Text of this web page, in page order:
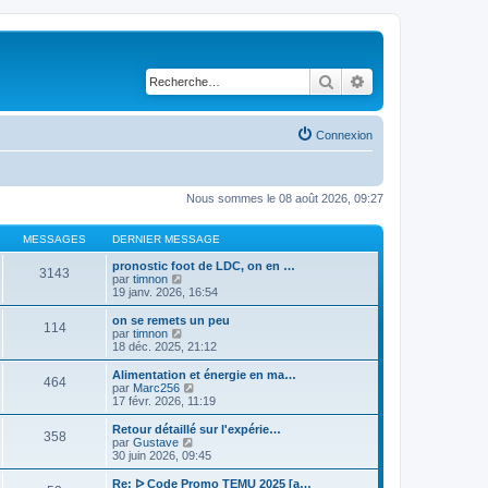
Rechercher
Connexion
Nous sommes le 08 août 2026, 09:27
MESSAGES DERNIER MESSAGE
3143
pronostic foot de LDC, on en …
par timnon
o
i
r
e
r
n
r
m
e
s
19 janv. 2026, 16:54
114
on se remets un peu
par timnon
o
i
r
l
e
e
r
n
i
18 déc. 2025, 21:12
464
Alimentation et énergie en ma…
par Marc256
o
i
r
e
17 févr. 2026, 11:19
358
Retour détaillé sur l'expérie…
par Gustave
o
i
r
30 juin 2026, 09:45
Re: ᐅ Code Promo TEMU 2025 [a…